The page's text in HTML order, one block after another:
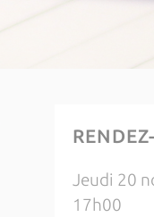
Jeudi 20
17h00